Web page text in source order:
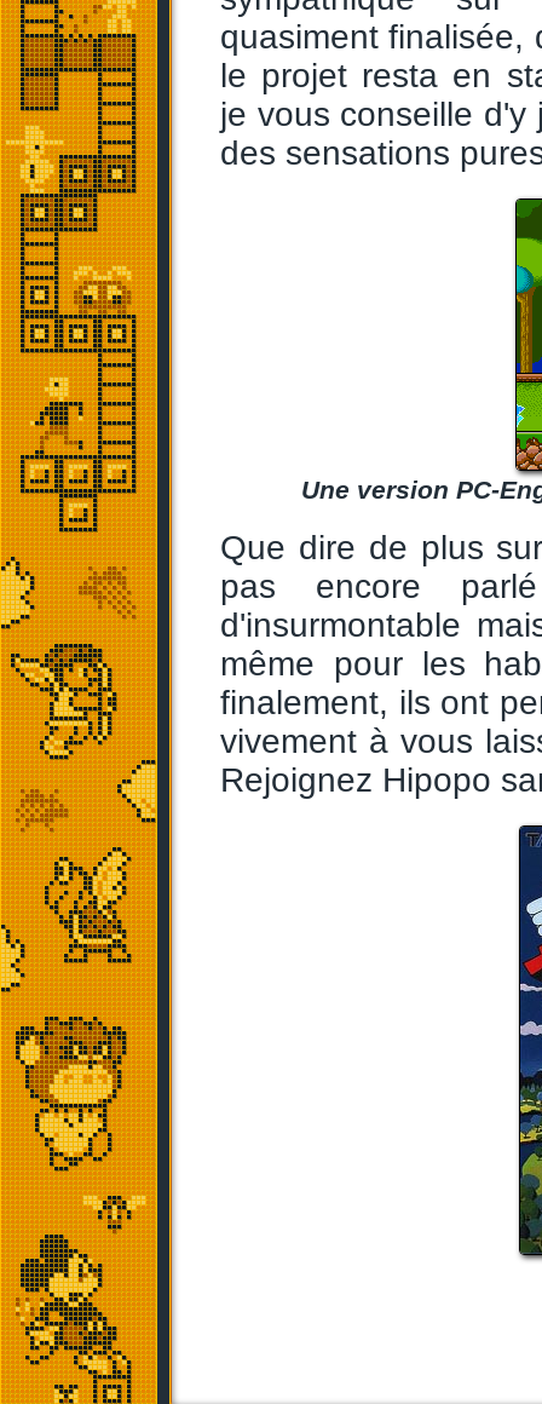
quasiment finalisée,
le projet resta en
je vous conseille d'y
des sensations
Une version PC-
Que dire de plus
pas encore
d'insurmontable
même pour les
finalement, ils ont
vivement à vous
Rejoignez Hipopo